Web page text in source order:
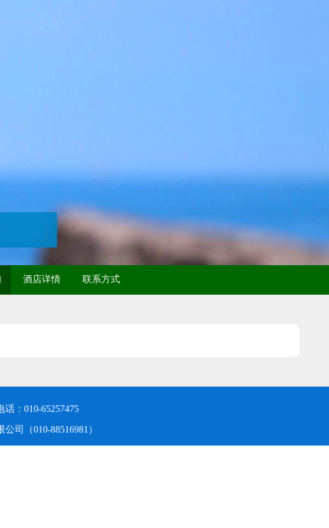
酒店详情 联系方式
话：010-65257475
司（010-88516981）